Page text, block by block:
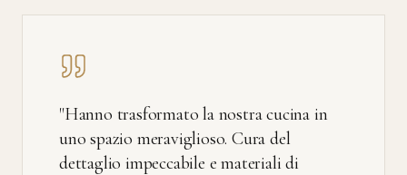
"Hanno trasformato la nostra cucina in
uno spazio meraviglioso. Cura del
dettaglio impeccabile e materiali di